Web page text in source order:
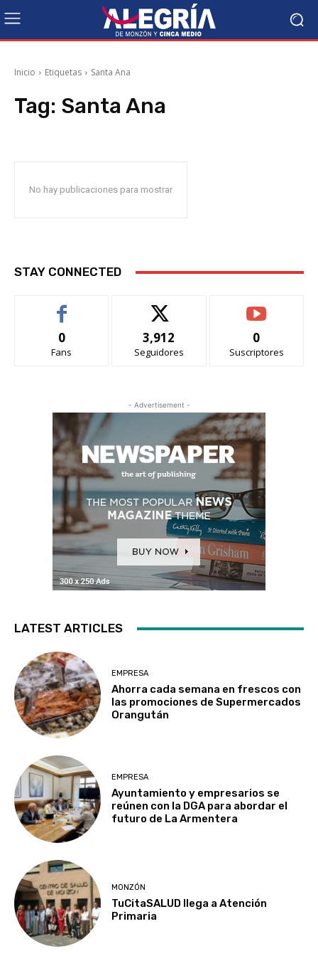
Inicio Etiquetas Santa Ana
Tag: Santa Ana
No hay publicaciones para mostrar
STAY CONNECTED
0
Fans
3,912
Seguidores
0
Suscriptores
- Advertisement -
LATEST ARTICLES
EMPRESA
Ahorra cada semana en frescos con
las promociones de Supermercados
Orangután
EMPRESA
Ayuntamiento y empresarios se
reúnen con la DGA para abordar el
futuro de La Armentera
MONZÓN
TuCitaSALUD llega a Atención
Primaria